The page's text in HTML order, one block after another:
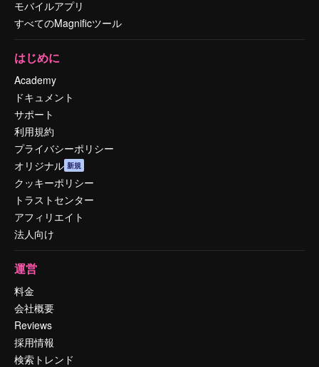
モバイルアプリ
すべてのMagnificツール
はじめに
Academy
ドキュメント
サポート
利用規約
プライバシーポリシー
オリジナル 新規
クッキーポリシー
トラストセンター
アフィリエイト
法人向け
運営
料金
会社概要
Reviews
採用情報
検索トレンド